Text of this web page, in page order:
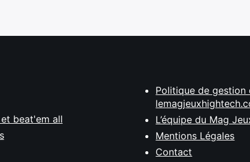
beat'em all
Politique de gestion
L’équipe du Mag
Mentions Légales
Contact